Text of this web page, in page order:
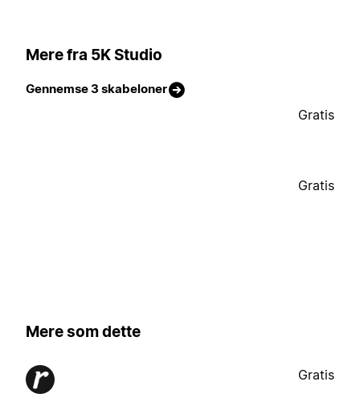
Mere fra 5K Studio
Gennemse 3 skabeloner
Gratis
Gratis
Mere som dette
Gratis